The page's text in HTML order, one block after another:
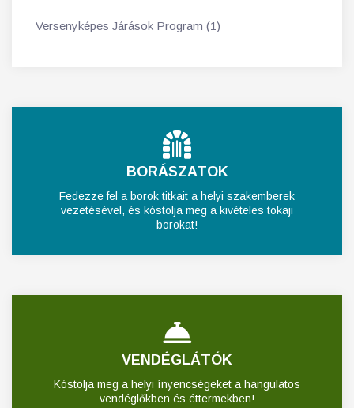
Versenyképes Járások Program (1)
BORÁSZATOK
Fedezze fel a borok titkait a helyi szakemberek
vezetésével, és kóstolja meg a kivételes tokaji
borokat!
VENDÉGLÁTÓK
Kóstolja meg a helyi ínyencségeket a hangulatos
vendéglőkben és éttermekben!